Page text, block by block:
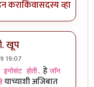
कराकिंवासदस्य व्हा
खूप
19:07
खूप byतमराज
होती. हेजॉन
याच्याशी अजिबात